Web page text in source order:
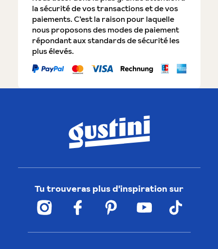
la sécurité de vos transactions et de vos
paiements. C’est la raison pour laquelle
nous proposons des modes de paiement
répondant aux standards de sécurité les
plus élevés.
Tu trouveras plus d'inspiration sur